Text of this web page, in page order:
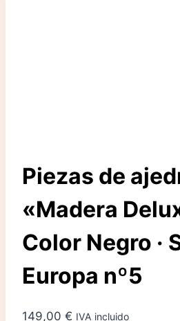
Piezas de
«Madera
Color Negro ·
Europa nº5
149,00 € IVA incluido